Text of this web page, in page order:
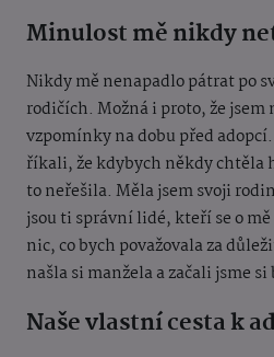
Minulost mě nikdy
Nikdy mě nenapadlo pátrat po
rodičích. Možná i proto, že jsem
vzpomínky na dobu před
říkali, že kdybych někdy chtěla
to neřešila. Měla jsem svoji
jsou ti správní lidé, kteří se o
nic, co bych považovala za
našla si manžela a začali jsme
Naše vlastní cesta k